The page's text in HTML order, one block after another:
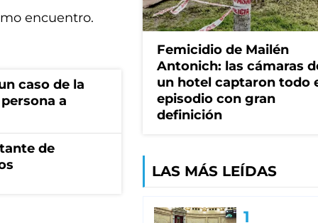
encuentro.
caso de la
a
de
Femicidio de Mailén
Antonich: las cámaras
un hotel captaron todo
episodio con gran
definición
LAS MÁS LEÍDAS